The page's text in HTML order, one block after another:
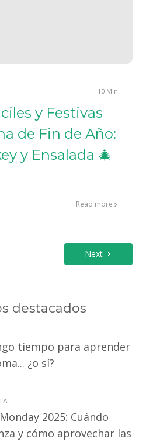
10 Min
y Festivas
de Fin de Año:
y Ensalada 🎄
Read more
Next
destacados
tiempo para aprender
¿o sí?
2025: Cuándo
y cómo aprovechar las